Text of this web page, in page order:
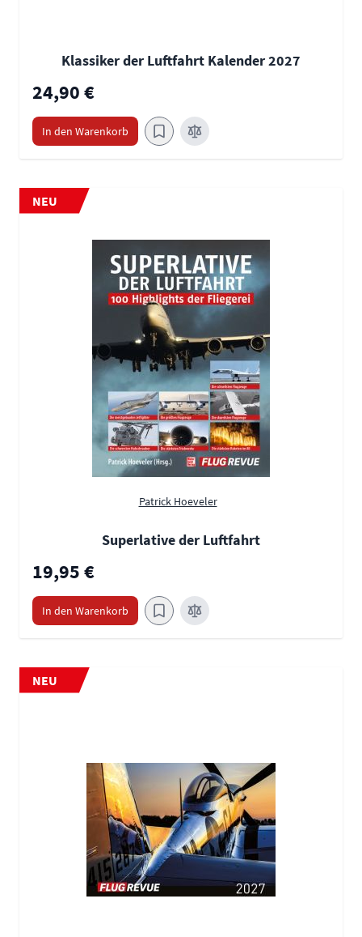
Klassiker der Luftfahrt Kalender 2027
24,90 €
In den Warenkorb
NEU
Patrick Hoeveler
Superlative der Luftfahrt
19,95 €
In den Warenkorb
NEU